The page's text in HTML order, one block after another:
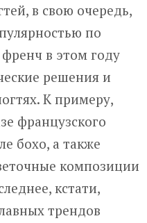
в свою очередь,
по
в этом году
решения и
К примеру,
французского
бохо, а также
композиции
кстати,
трендов